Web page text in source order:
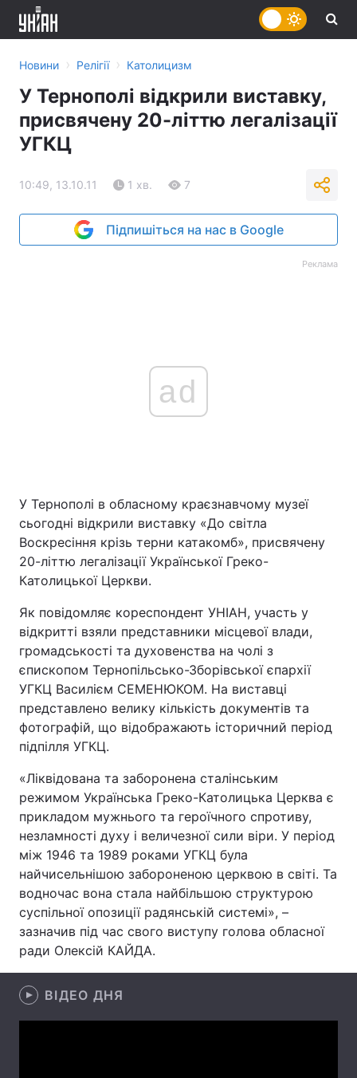
Головна Війна
Україна Політика
Економіка Світ
Спорт Наука
Техно і зв'язок
Зброя
Здоров'я
Новини › Релігії › Католицизм
У Тернополі відкрили виставку,
присвячену 20-літтю легалізації
УГКЦ
10:49, 13.10.11 1 хв. 7
Підпишіться на нас в Google
Реклама
ad
У Тернополі в обласному краєзнавчому музеї
сьогодні відкрили виставку «До світла
Воскресіння крізь терни катакомб», присвячену
20-літтю легалізації Української Греко-
Католицької Церкви.
Як повідомляє кореспондент УНІАН, участь у
відкритті взяли представники місцевої влади,
громадськості та духовенства на чолі з
єпископом Тернопільсько-Зборівської єпархії
УГКЦ Василієм СЕМЕНЮКОМ. На виставці
представлено велику кількість документів та
фотографій, що відображають історичний період
підпілля УГКЦ.
«Ліквідована та заборонена сталінським
режимом Українська Греко-Католицька Церква є
прикладом мужнього та героїчного спротиву,
незламності духу і величезної сили віри. У період
між 1946 та 1989 роками УГКЦ була
найчисельнішою забороненою церквою в світі. Та
водночас вона стала найбільшою структурою
суспільної опозиції радянській системі», –
зазначив під час свого виступу голова обласної
ради Олексій КАЙДА.
ВІДЕО ДНЯ